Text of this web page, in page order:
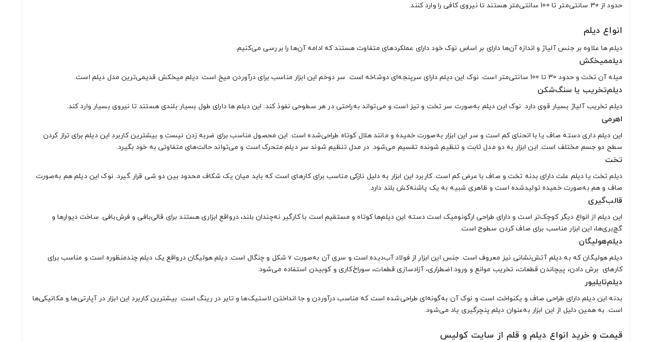
حدود از 30 سانتی‌متر تا 100 سانتی‌متر هستند تا نیروی کافی را وارد کنند.
انواع دیلم
دیلم‌ ها علاوه بر جنس آلیاژ و اندازه آن‌ها دارای بر اساس نوک خود دارای عملکردهای متفاوت هستند که ادامه آن‌ها را بررسی می‌کنیم.
دیلممیخکش
میله آن تخت و حدود 30 تا 100 سانتی‌متر است. نوک این دیلم دارای سرپنجه‌ای دوشاخه است. سر دوخم این ابزار مناسب برای درآوردن میخ است. دیلم میخکش قدیمی‌ترین مدل دیلم است.
دیلم‌تخریب یا سنگ‌شکن
دیلم تخریب آلیاژ بسیار قوی دارد. نوک این دیلم به‌صورت سر تخت و تیز است و می‌تواند به‌راحتی در هر سطوحی نفوذ کند. این دیلم‌ ها دارای طول بسیار بلندی هستند تا نیروی بسیار وارد کند.
اهرمی
این دیلم داری دسته صاف یا با انحنای کم است و سر این ابزار به‌صورت خمیده و مانند هلال کوتاه طراحی‌شده است. این محصول مناسب برای ضربه زدن نیست و بیشترین کاربرد این دیلم برای تراز کردن
سطح دو جسم مختلف است. این ابزار به دو مدل ثابت و تنظیم شونده تقسیم می‌شود. در مدل تنظیم شوند سر دیلم متحرک است و می‌تواند حالت‌های متفاوتی به خود بگیرد.
تخت
دیلم تخت یا دیلم علت دارای بدنه تخت و صاف با عرض کم است. کاربرد این ابزار به دلیل نازکی مناسب برای کارهای است که باید میان یک شکاف محدود بین دو شی قرار گیرد. نوک این دیلم هم به‌صورت
صاف و هم به‌صورت خمیده تولیدشده است و ظاهری شبیه به یک پاشنه‌کش بلند دارد.
قالب‌گیری
این دیلم از انواع دیگر کوچک‌تر است و دارای طراحی ارگونومیک است دسته این دیلم‌ها کوتاه و مستقیم است با کارگیر نه‌چندان بلند، درواقع ابزاری هستند برای قالی‌بافی و فرش‌بافی. ساخت دیوارها و
گچ‌بری‌ها، این ابزار مناسب برای صاف کردن سطوح است.
دیلم‌هولیگان
دیلم هولیگان که به دیلم آتش‌نشانی نیز معروف است. جنس این ابزار از فولاد آب‌دیده است و سری آن به‌صورت v شکل و چنگال است. دیلم هولیگان درواقع یک دیلم چندمنظوره است و مناسب برای
کارهای برش دادن، پیچاندن قطعات، تخریب موانع و ورود اضطراری، آزادسازی قطعات، سوراخ‌کاری و کوبیدن استفاده می‌شود.
دیلم‌تایلیور
بدنه این دیلم دارای طراحی صاف و یکنواخت است و نوک آن به‌گونه‌ای طراحی‌شده است که مناسب درآوردن و جا انداختن لاستیک‌ها و تایر در رینگ است. بیشترین کاربرد این ابزار در آپارتی‌ها و مکانیکی‌ها
است. به همین دلیل از این ابزار به‌عنوان دیلم پنچرگیری یاد می‌شود.
قیمت و خرید انواع دیلم و قلم از سایت کولیس